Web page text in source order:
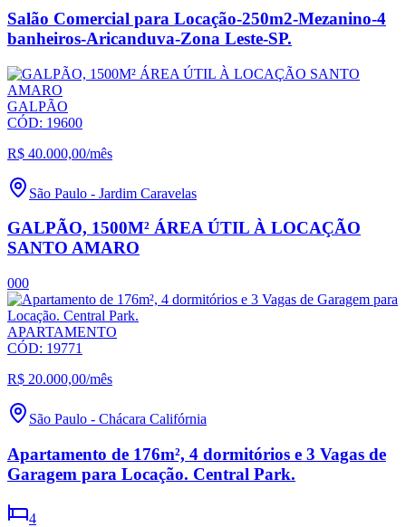
Salão Comercial para Locação-250m2-Mezanino-4
banheiros-Aricanduva-Zona Leste-SP.
GALPÃO
CÓD: 19600
R$ 40.000,00/mês
São Paulo - Jardim Caravelas
GALPÃO, 1500M² ÁREA ÚTIL À LOCAÇÃO
SANTO AMARO
000
APARTAMENTO
CÓD: 19771
R$ 20.000,00/mês
São Paulo - Chácara Califórnia
Apartamento de 176m², 4 dormitórios e 3 Vagas de
Garagem para Locação. Central Park.
4